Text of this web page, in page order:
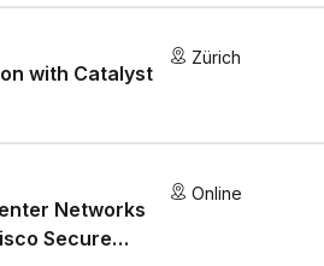
with Catalyst
Zürich
Networks
Secure
Online